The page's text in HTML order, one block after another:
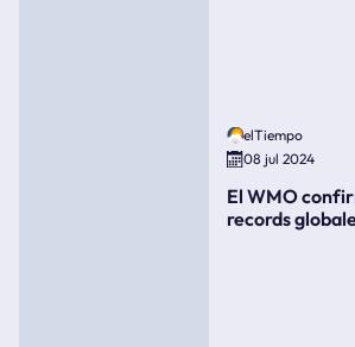
elTiempo
08 jul 2024
El WMO
records